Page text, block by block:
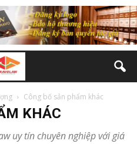
Công bố sản phẩm khác
KHÁC
uy tín chuyên nghiệp với giá